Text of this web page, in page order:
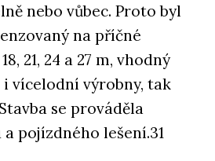
nebo vůbec. Proto byl
na příčné
21, 24 a 27 m, vhodný
vícelodní výrobny, tak
se prováděla
pojízdného lešení.31